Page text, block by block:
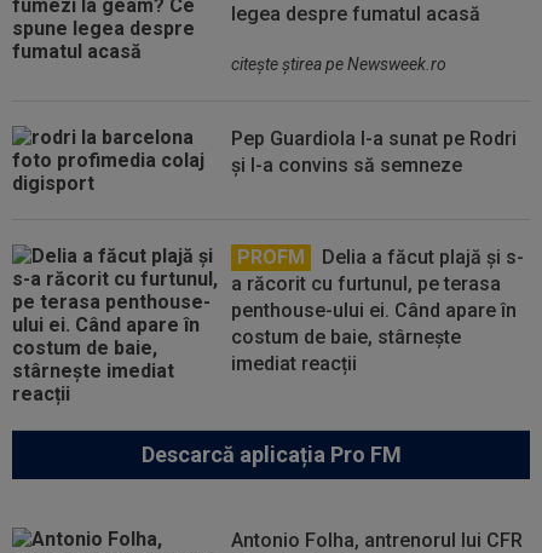
legea despre fumatul acasă
citeşte ştirea pe Newsweek.ro
Pep Guardiola l-a sunat pe Rodri
și l-a convins să semneze
PROFM
Delia a făcut plajă și s-
a răcorit cu furtunul, pe terasa
penthouse-ului ei. Când apare în
costum de baie, stârnește
imediat reacții
Descarcă aplicația Pro FM
Antonio Folha, antrenorul lui CFR